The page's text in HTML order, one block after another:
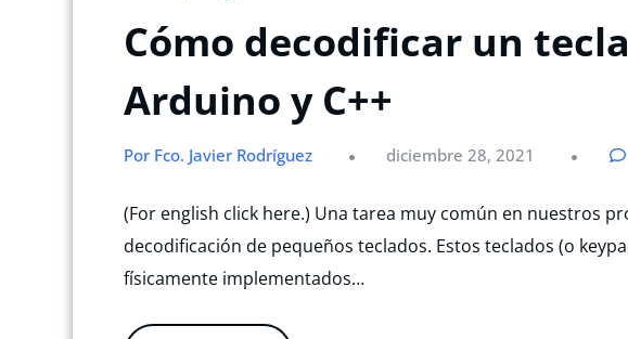
Cómo decodificar un
Arduino y C++
Por Fco. Javier Rodríguez diciembre 28, 2021
(For english click here.) Una tarea muy común en nuestros
decodificación de pequeños teclados. Estos teclados (o
físicamente implementados…